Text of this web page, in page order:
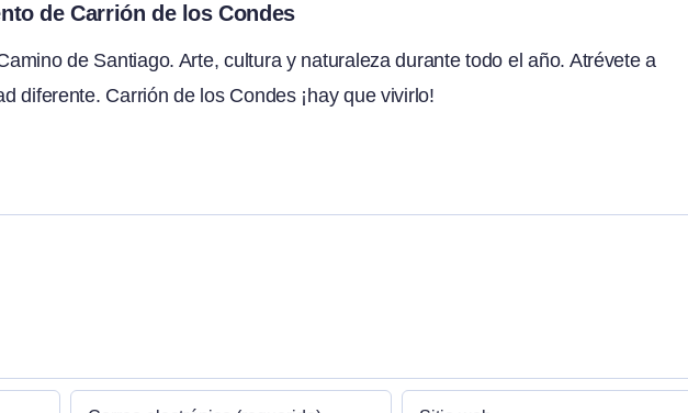
de Carrión de los Condes
de Santiago. Arte, cultura y naturaleza durante todo el año. Atrévete a
diferente. Carrión de los Condes ¡hay que vivirlo!